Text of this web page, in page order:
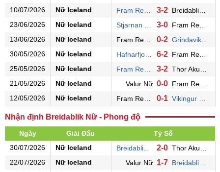
10/07/2026
Nữ Iceland 3-2
Breidablik Nữ
23/06/2026
Nữ Iceland 3-0
Fram Rey. Nữ
13/06/2026
Nữ Iceland 0-2
Grindavik/Njardvik Nữ
30/05/2026
Nữ Iceland 6-2
Fram Rey. Nữ
25/05/2026
Nữ Iceland 3-2
21/05/2026
Nữ Iceland Valur Nữ 0-0
Fram Rey. Nữ
12/05/2026
Nữ Iceland 0-1
Nhận định Breidablik Nữ - Phong độ
Ngày Giải Đấu
Tỷ Số
30/07/2026
Nữ Iceland 2-0
22/07/2026
Nữ Iceland Valur Nữ 1-7
Breidablik Nữ